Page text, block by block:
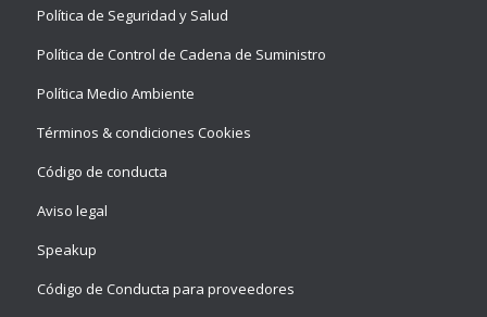
Política de Seguridad y Salud
Política de Control de Cadena de Suministro
Política Medio Ambiente
Términos & condiciones Cookies
Código de conducta
Aviso legal
Speakup
Código de Conducta para proveedores